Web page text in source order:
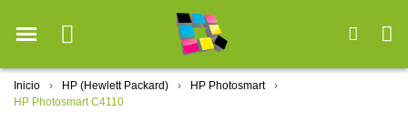
Inicio HP (Hewlett Packard)
HP Photosmart
HP Photosmart C4110